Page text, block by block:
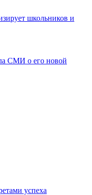
школьников и
СМИ о его новой
успеха